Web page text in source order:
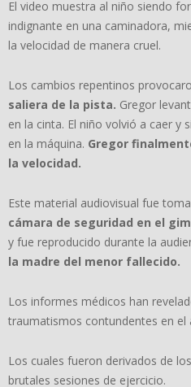
El video muestra al niño siendo
indignante en una caminadora,
la velocidad de manera cruel.
Los cambios repentinos
saliera de la pista. Gregor
en la cinta. El niño volvió a caer y
en la máquina. Gregor
la velocidad.
Este material audiovisual fue
cámara de seguridad en el
y fue reproducido durante la
la madre del menor fallecido.
Los informes médicos han
traumatismos contundentes en el
Los cuales fueron derivados de
brutales sesiones de ejercicio.